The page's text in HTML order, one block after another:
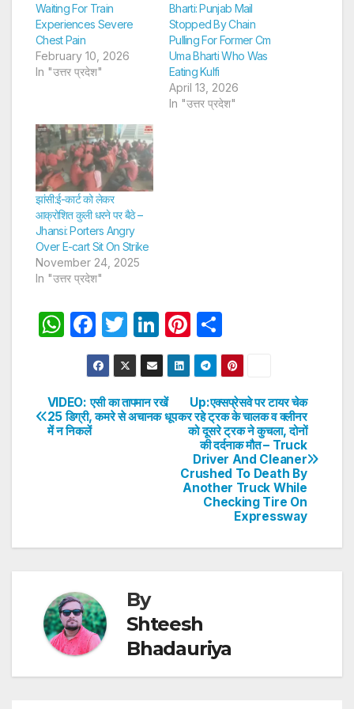
Waiting For Train
Experiences Severe
Chest Pain
February 10, 2026
In "उत्तर प्रदेश"
Bharti: Punjab Mail
Stopped By Chain
Pulling For Former Cm
Uma Bharti Who Was
Eating Kulfi
April 13, 2026
In "उत्तर प्रदेश"
झांसी:ई-कार्ट को लेकर
आक्रोशित कुली धरने पर बैठे –
Jhansi: Porters Angry
Over E-cart Sit On Strike
November 24, 2025
In "उत्तर प्रदेश"
W
s
A
F
a
c
e
b
T
w
itt
er
Li
n
k
e
dI
Pi
nt
er
e
st
h
ar
e
Post
navigation
Up:एक्सप्रेसवे पर टायर चेक
कर रहे ट्रक के चालक व क्लीनर
को दूसरे ट्रक ने कुचला, दोनों
की दर्दनाक मौत – Truck
Driver And Cleaner
Crushed To Death By
Another Truck While
Checking Tire On
Expressway
VIDEO: एसी का तापमान रखें
25 डिग्री, कमरे से अचानक धूप
में न निकलें
By
Shteesh
Bhadauriya